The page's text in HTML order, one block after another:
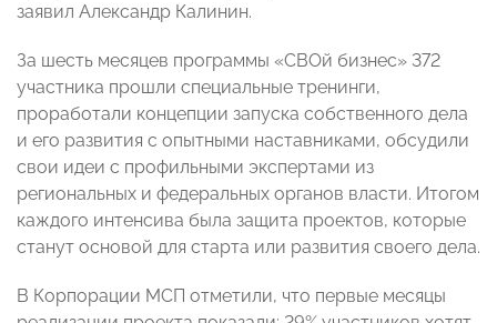
заявил Александр Калинин.
За шесть месяцев программы «СВОй бизнес» 372
участника прошли специальные тренинги,
проработали концепции запуска собственного дела
и его развития с опытными наставниками, обсудили
свои идеи с профильными экспертами из
региональных и федеральных органов власти. Итогом
каждого интенсива была защита проектов, которые
станут основой для старта или развития своего дела.
В Корпорации МСП отметили, что первые месяцы